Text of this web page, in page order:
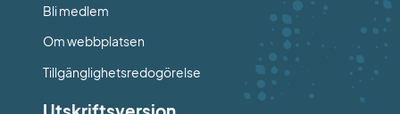
Bli medlem
Om webbplatsen
Tillgänglighetsredogörelse